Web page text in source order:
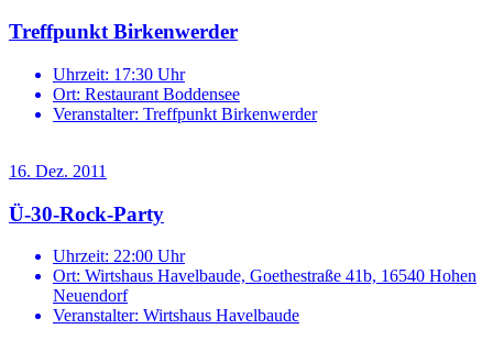
Treffpunkt Birkenwerder
Uhrzeit: 17:30 Uhr
Ort: Restaurant Boddensee
Veranstalter: Treffpunkt Birkenwerder
16. Dez. 2011
Ü-30-Rock-Party
Uhrzeit: 22:00 Uhr
Ort: Wirtshaus Havelbaude, Goethestraße 41b, 16540 Hohen
Neuendorf
Veranstalter: Wirtshaus Havelbaude